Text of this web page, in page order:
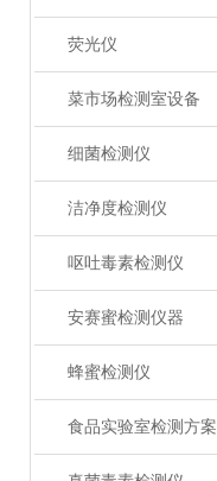
荧光仪
菜市场检测室设备
细菌检测仪
洁净度检测仪
呕吐毒素检测仪
安赛蜜检测仪器
蜂蜜检测仪
食品实验室检测方案